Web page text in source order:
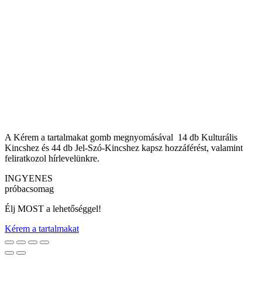
A Kérem a tartalmakat gomb megnyomásával 14 db Kulturális
Kincshez és 44 db Jel-Szó-Kincshez kapsz hozzáférést, valamint
feliratkozol hírlevelünkre.
INGYENES
próbacsomag
Élj MOST a lehetőséggel!
Kérem a tartalmakat